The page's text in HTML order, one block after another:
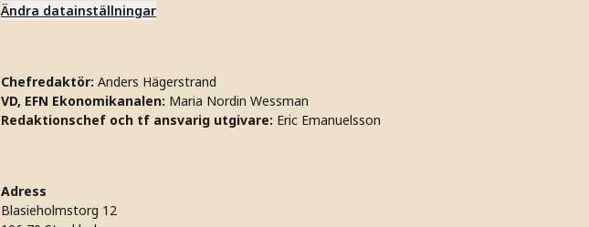
Ändra datainställningar
Chefredaktör: Anders Hägerstrand
VD, EFN Ekonomikanalen: Maria Nordin Wessman
Redaktionschef och tf ansvarig utgivare: Eric Emanuelsson
Adress
Blasieholmstorg 12